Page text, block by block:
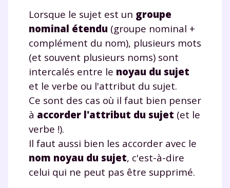
Lorsque le sujet est un groupe
nominal étendu (groupe nominal +
complément du nom), plusieurs mots
(et souvent plusieurs noms) sont
intercalés entre le noyau du sujet
et le verbe ou l'attribut du sujet.
Ce sont des cas où il faut bien penser
à accorder l'attribut du sujet (et le
verbe !).
Il faut aussi bien les accorder avec le
nom noyau du sujet, c'est-à-dire
celui qui ne peut pas être supprimé.